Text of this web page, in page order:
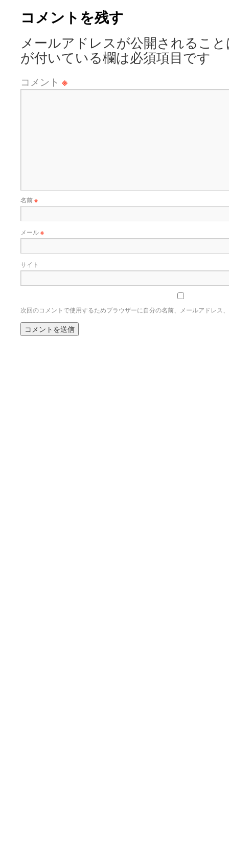
コメントを残す
メールアドレスが公開されるこ
が付いている欄は必須項目です
コメント ※
名前※
メール※
サイト
次回のコメントで使用するためブラウザーに自分の名前、メールアドレス